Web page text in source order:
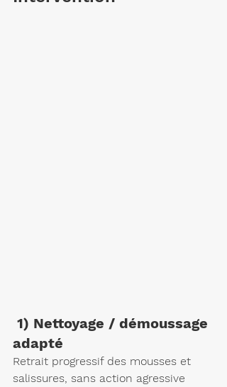
adapté
Retrait progressif des mousses et
salissures, sans action agressive